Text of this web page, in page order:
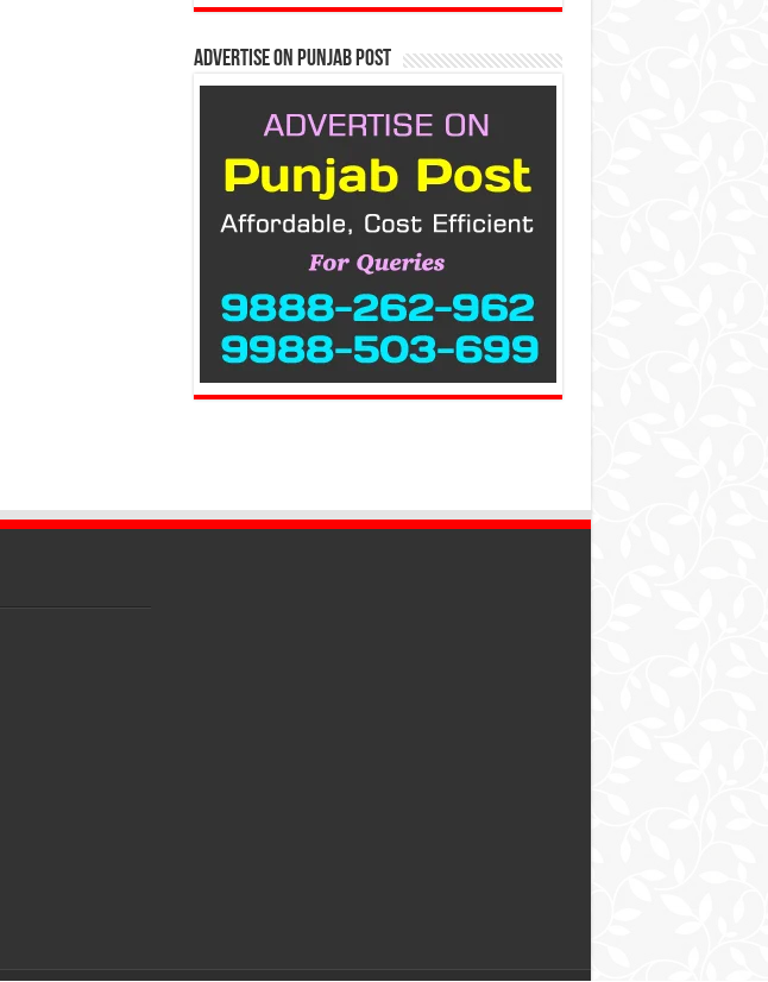
Advertise on Punjab Post